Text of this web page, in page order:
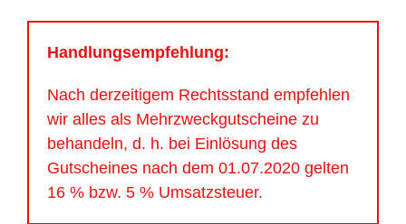
Handlungsempfehlung:
Nach derzeitigem Rechtsstand empfehlen
wir alles als Mehrzweckgutscheine zu
behandeln, d. h. bei Einlösung des
Gutscheines nach dem 01.07.2020 gelten
16 % bzw. 5 % Umsatzsteuer.